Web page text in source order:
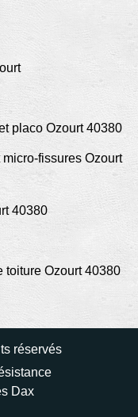
placo Ozourt 40380
fissures Ozourt
40380
toiture Ozourt 40380
réservés
Dax